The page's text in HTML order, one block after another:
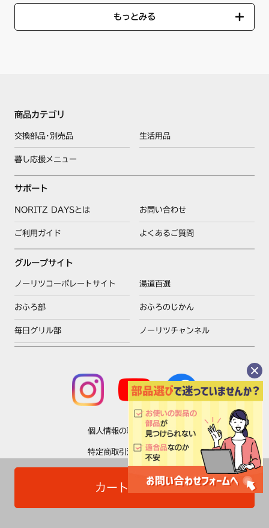
もっとみる
カートに入れる
商品カテゴリ
交換部品･別売品 生活用品
暮し応援メニュー
サポート
NORITZ DAYSとは お問い合わせ
ご利用ガイド よくあるご質問
グループサイト
ノーリツコーポレートサイト 湯道百選
おふろ部 おふろのじかん
毎日グリル部 ノーリツチャンネル
個人情報の取扱いについて
特定商取引法に基づく表示